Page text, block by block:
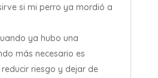
si mi perro ya mordió a
ya hubo una
más necesario es
riesgo y dejar de